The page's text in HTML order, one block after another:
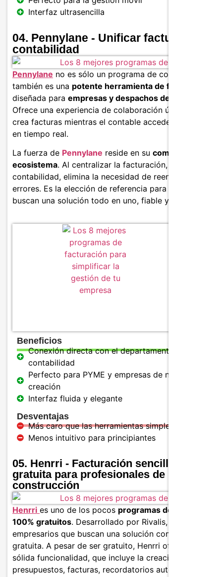
Interfaz ultrasencilla
04. Pennylane - Unificar facturación y
contabilidad
Pennylane no es sólo un programa de contabilidad:
también es una potente herramienta de facturación
diseñada para empresas y despachos de contabilidad
Ofrece una experiencia de colaboración única: el gestor
crea facturas mientras el contable accede a los datos
en tiempo real.
La fuerza de Pennylane reside en su completo
ecosistema. Al centralizar la facturación, los pagos y la
contabilidad, elimina la necesidad de reentradas y
errores. Es la elección de referencia para las pymes
buscan una solución todo en uno, fiable y moderna.
Beneficios
Conexión directa con el departamento de
contabilidad
Perfecto para PYME y empresas de nueva
creación
Interfaz fluida y elegante
Desventajas
Más caro que las herramientas simples
Menos intuitivo para principiantes
05. Henrri - Facturación sencilla y
gratuita para profesionales de la
construcción
Henrri es uno de los pocos programas de facturación
100% gratuitos. Desarrollado por Rivalis, está dirigido
empresarios que buscan una solución completa y
gratuita. A pesar de ser gratuito, Henrri ofrece una
sólida funcionalidad, que incluye la creación de
presupuestos, facturas, recordatorios automáticos,